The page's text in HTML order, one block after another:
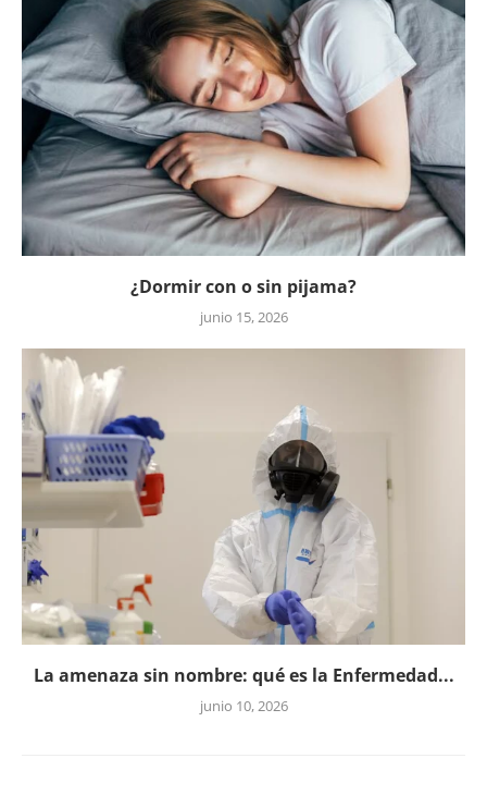
¿Dormir con o sin pijama?
junio 15, 2026
La amenaza sin nombre: qué es la Enfermedad...
junio 10, 2026